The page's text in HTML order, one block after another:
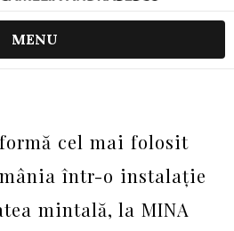
MENU
cel mai folosit
într-o instalație
mintală, la MINA